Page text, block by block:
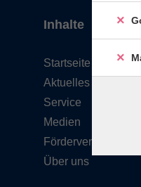
Inhalte
Startseite
Aktuelles
Service
Medien
Förderverein
Über uns